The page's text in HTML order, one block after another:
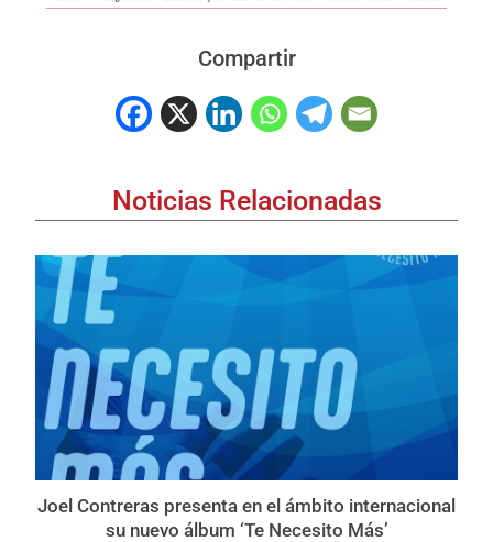
Compartir
Noticias Relacionadas
Joel Contreras presenta en el ámbito internacional
su nuevo álbum ‘Te Necesito Más’